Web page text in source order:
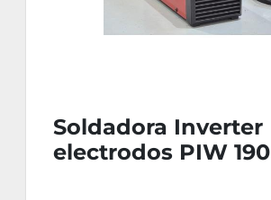
Soldadora Inverter
electrodos PIW 190